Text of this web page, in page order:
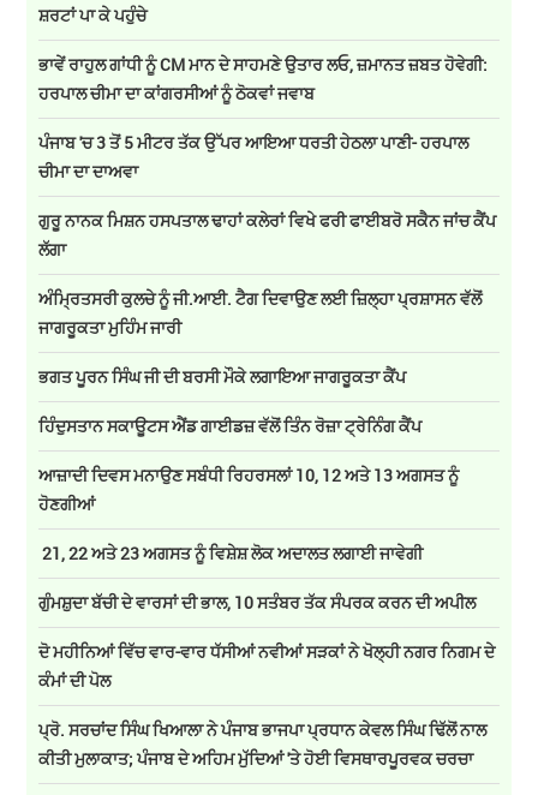
ਸ਼ਰਟਾਂ ਪਾ ਕੇ ਪਹੁੰਚੇ
ਭਾਵੇਂ ਰਾਹੁਲ ਗਾਂਧੀ ਨੂੰ CM ਮਾਨ ਦੇ ਸਾਹਮਣੇ ਉਤਾਰ ਲਓ, ਜ਼ਮਾਨਤ ਜ਼ਬਤ ਹੋਵੇਗੀ:
ਹਰਪਾਲ ਚੀਮਾ ਦਾ ਕਾਂਗਰਸੀਆਂ ਨੂੰ ਠੋਕਵਾਂ ਜਵਾਬ
ਪੰਜਾਬ 'ਚ 3 ਤੋਂ 5 ਮੀਟਰ ਤੱਕ ਉੱਪਰ ਆਇਆ ਧਰਤੀ ਹੇਠਲਾ ਪਾਣੀ- ਹਰਪਾਲ
ਚੀਮਾ ਦਾ ਦਾਅਵਾ
ਗੁਰੂ ਨਾਨਕ ਮਿਸ਼ਨ ਹਸਪਤਾਲ ਢਾਹਾਂ ਕਲੇਰਾਂ ਵਿਖੇ ਫਰੀ ਫਾਈਬਰੋ ਸਕੈਨ ਜਾਂਚ ਕੈਂਪ
ਲੱਗਾ
ਅੰਮ੍ਰਿਤਸਰੀ ਕੁਲਚੇ ਨੂੰ ਜੀ.ਆਈ. ਟੈਗ ਦਿਵਾਉਣ ਲਈ ਜ਼ਿਲ੍ਹਾ ਪ੍ਰਸ਼ਾਸਨ ਵੱਲੋਂ
ਜਾਗਰੂਕਤਾ ਮੁਹਿੰਮ ਜਾਰੀ
ਭਗਤ ਪੂਰਨ ਸਿੰਘ ਜੀ ਦੀ ਬਰਸੀ ਮੌਕੇ ਲਗਾਇਆ ਜਾਗਰੂਕਤਾ ਕੈਂਪ
ਹਿੰਦੁਸਤਾਨ ਸਕਾਊਟਸ ਐਂਡ ਗਾਈਡਜ਼ ਵੱਲੋਂ ਤਿੰਨ ਰੋਜ਼ਾ ਟ੍ਰੇਨਿੰਗ ਕੈਂਪ
ਆਜ਼ਾਦੀ ਦਿਵਸ ਮਨਾਉਣ ਸਬੰਧੀ ਰਿਹਰਸਲਾਂ 10, 12 ਅਤੇ 13 ਅਗਸਤ ਨੂੰ
ਹੋਣਗੀਆਂ
21, 22 ਅਤੇ 23 ਅਗਸਤ ਨੂੰ ਵਿਸ਼ੇਸ਼ ਲੋਕ ਅਦਾਲਤ ਲਗਾਈ ਜਾਵੇਗੀ
ਗੁੰਮਸ਼ੁਦਾ ਬੱਚੀ ਦੇ ਵਾਰਸਾਂ ਦੀ ਭਾਲ, 10 ਸਤੰਬਰ ਤੱਕ ਸੰਪਰਕ ਕਰਨ ਦੀ ਅਪੀਲ
ਦੋ ਮਹੀਨਿਆਂ ਵਿੱਚ ਵਾਰ-ਵਾਰ ਧੱਸੀਆਂ ਨਵੀਆਂ ਸੜਕਾਂ ਨੇ ਖੋਲ੍ਹੀ ਨਗਰ ਨਿਗਮ ਦੇ
ਕੰਮਾਂ ਦੀ ਪੋਲ
ਪ੍ਰੋ. ਸਰਚਾਂਦ ਸਿੰਘ ਖਿਆਲਾ ਨੇ ਪੰਜਾਬ ਭਾਜਪਾ ਪ੍ਰਧਾਨ ਕੇਵਲ ਸਿੰਘ ਢਿੱਲੋਂ ਨਾਲ
ਕੀਤੀ ਮੁਲਾਕਾਤ; ਪੰਜਾਬ ਦੇ ਅਹਿਮ ਮੁੱਦਿਆਂ 'ਤੇ ਹੋਈ ਵਿਸਥਾਰਪੂਰਵਕ ਚਰਚਾ